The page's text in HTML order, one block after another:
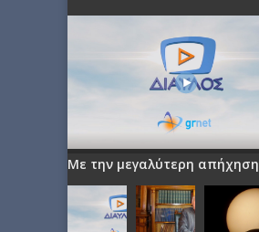
Με την μεγαλύτερη απήχηση